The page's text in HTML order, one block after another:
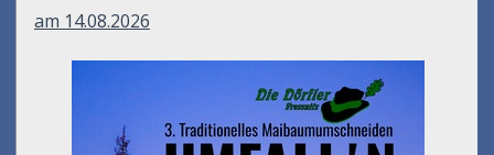
am 14.08.2026